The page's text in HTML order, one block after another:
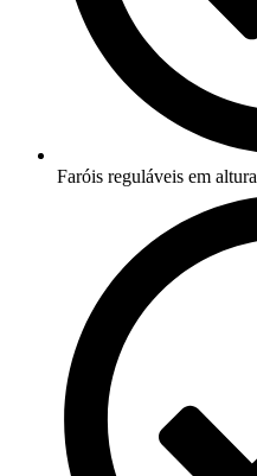
Faróis reguláveis em altura